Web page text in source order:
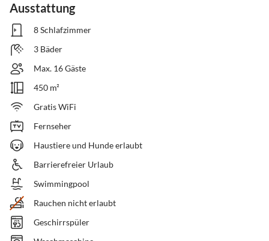
Ausstattung
8 Schlafzimmer
3 Bäder
Max. 16 Gäste
450 m²
Gratis WiFi
Fernseher
Haustiere und Hunde erlaubt
Barrierefreier Urlaub
Swimmingpool
Rauchen nicht erlaubt
Geschirrspüler